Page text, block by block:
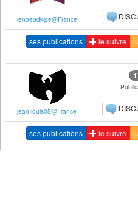
lenoeudkipe@France
ses publications le suivre
jean-louis05@France
ses publications le suivre